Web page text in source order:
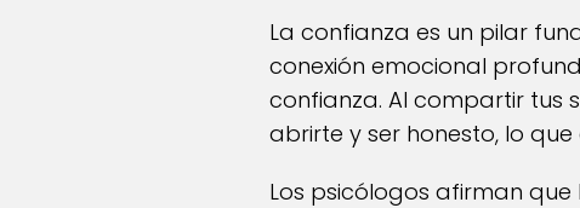
La confianza es un pilar
conexión emocional
confianza. Al compartir tus
abrirte y ser honesto, lo
Los psicólogos afirman